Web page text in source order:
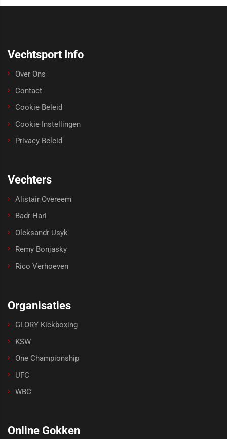
Vechtsport Info
Over Ons
Contact
Cookie Beleid
Cookie Instellingen
Privacy Beleid
Vechters
Alistair Overeem
Badr Hari
Oleksandr Usyk
Remy Bonjasky
Rico Verhoeven
Organisaties
GLORY Kickboxing
KSW
One Championship
UFC
WBC
Online Gokken